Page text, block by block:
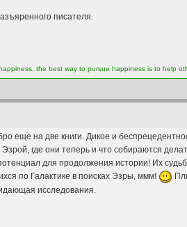
писателя.
the best way to pursue happiness is to help
еще на две книги. Дикое и
где они теперь и что собираются
для продолжения истории! Их
по Галактике в поисках Эзры, ммм!
исследования.